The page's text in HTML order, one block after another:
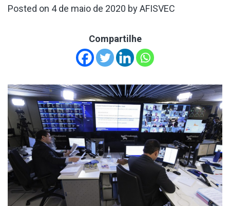
Posted on 4 de maio de 2020 byAFISVEC
Compartilhe